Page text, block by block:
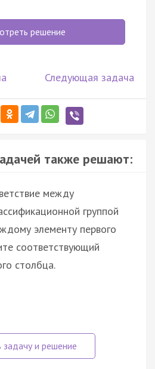
решение
Следующая задача
также решают:
между
группой
элементу первого
соответствующий
столбца.